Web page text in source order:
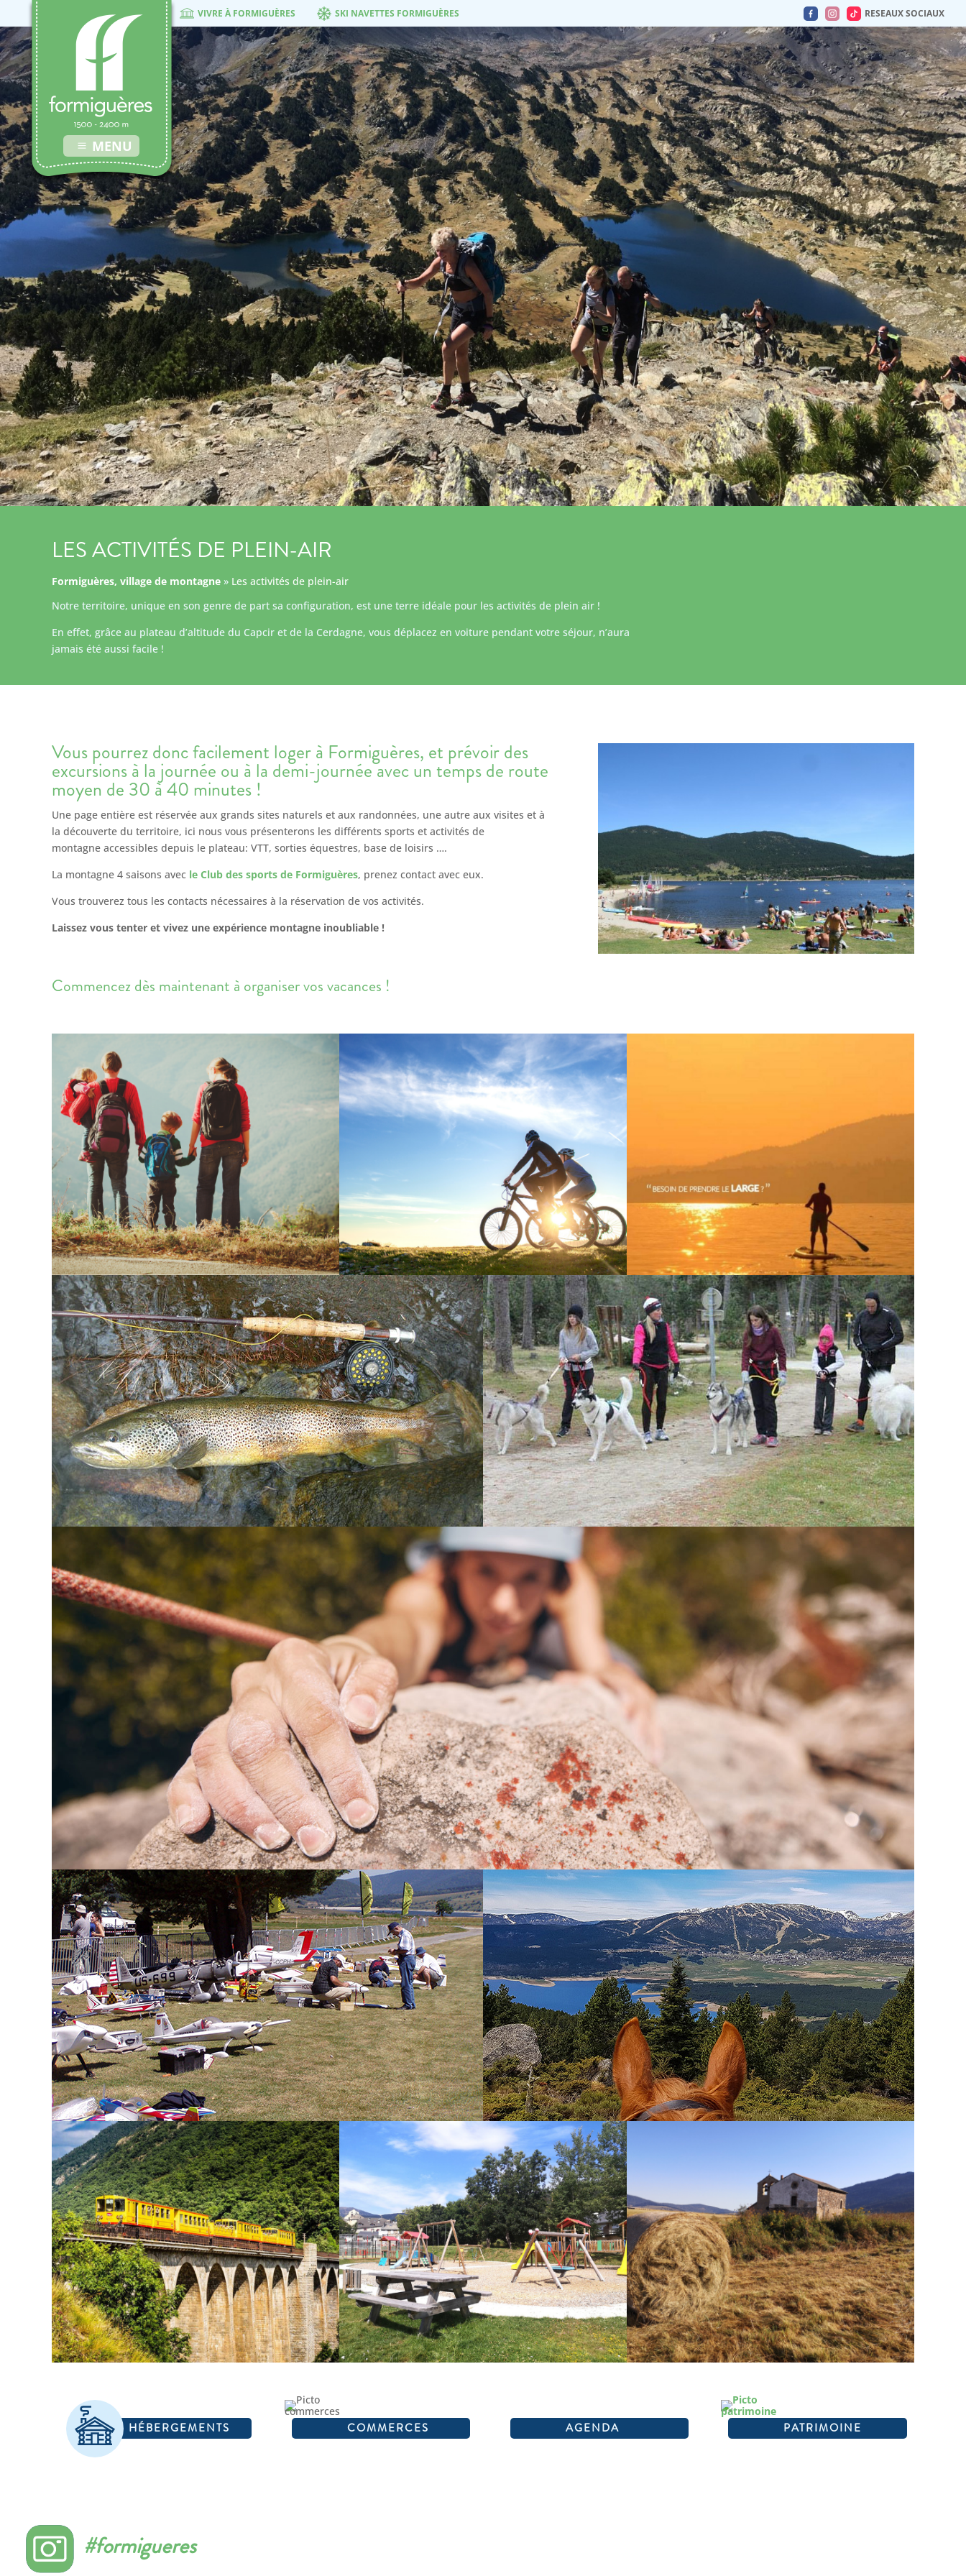
MENU
VIVRE À FORMIGUÈRES SKI NAVETTES FORMIGUÈRES RESEAUX SOCIAUX
LES ACTIVITÉS DE PLEIN-AIR
Formiguères, village de montagne » Les activités de plein-air
Notre territoire, unique en son genre de part sa configuration, est une terre idéale pour les activités de plein air !
En effet, grâce au plateau d’altitude du Capcir et de la Cerdagne, vous déplacez en voiture pendant votre séjour, n’aura
jamais été aussi facile !
Vous pourrez donc facilement loger à Formiguères, et prévoir des
excursions à la journée ou à la demi-journée avec un temps de route
moyen de 30 à 40 minutes !
Une page entière est réservée aux grands sites naturels et aux randonnées, une autre aux visites et à
la découverte du territoire, ici nous vous présenterons les différents sports et activités de
montagne accessibles depuis le plateau: VTT, sorties équestres, base de loisirs ….
La montagne 4 saisons avec le Club des sports de Formiguères, prenez contact avec eux.
Vous trouverez tous les contacts nécessaires à la réservation de vos activités.
Laissez vous tenter et vivez une expérience montagne inoubliable !
Commencez dès maintenant à organiser vos vacances !
HÉBERGEMENTS COMMERCES AGENDA PATRIMOINE
#formigueres